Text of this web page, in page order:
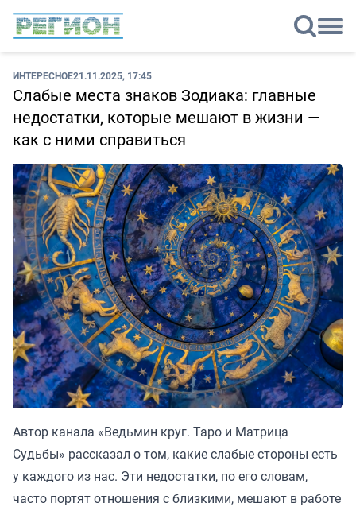
ИНТЕРЕСНОЕ21.11.2025, 17:45
Слабые места знаков Зодиака: главные
недостатки, которые мешают в жизни —
как с ними справиться
Автор канала «Ведьмин круг. Таро и Матрица
Судьбы» рассказал о том, какие слабые стороны есть
у каждого из нас. Эти недостатки, по его словам,
часто портят отношения с близкими, мешают в работе